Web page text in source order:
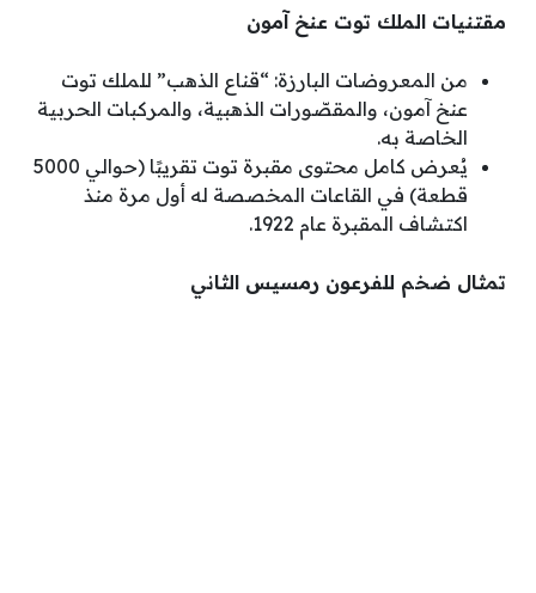
مقتنيات الملك توت عنخ آمون
من المعروضات البارزة: “قناع الذهب” للملك توت
عنخ آمون، والمقصّورات الذهبية، والمركبات الحربية
الخاصة به.
يُعرض كامل محتوى مقبرة توت تقريبًا (حوالي 5000
قطعة) في القاعات المخصصة له أول مرة منذ
اكتشاف المقبرة عام 1922.
تمثال ضخم للفرعون رمسيس الثاني